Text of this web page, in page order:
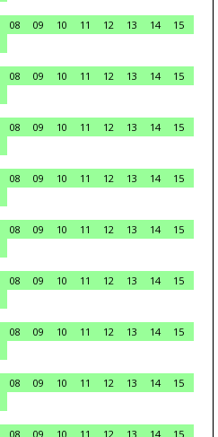
08 09 10 11 12 13 14
15
08 09 10 11 12 13 14
15
08 09 10 11 12 13 14
15
08 09 10 11 12 13 14
15
08 09 10 11 12 13 14
15
08 09 10 11 12 13 14
15
08 09 10 11 12 13 14
15
08 09 10 11 12 13 14
15
08 09 10 11 12 13 14 15